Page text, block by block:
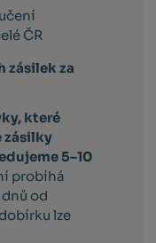
ČR
zásilek za
které
zásilky
5–10
probíhá
od
lze